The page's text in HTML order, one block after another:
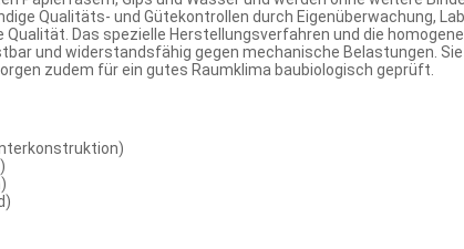
Qualitäts- und Gütekontrollen durch Eigenüberwachung,
Das spezielle Herstellungsverfahren und die
und widerstandsfähig gegen mechanische Belastungen.
zudem für ein gutes Raumklima baubiologisch geprüft.